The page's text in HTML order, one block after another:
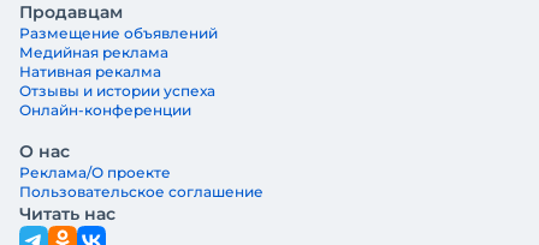
Продавцам
Размещение объявлений
Медийная реклама
Нативная рекалма
Отзывы и истории успеха
Онлайн-конференции
О нас
Реклама/О проекте
Пользовательское соглашение
Читать нас